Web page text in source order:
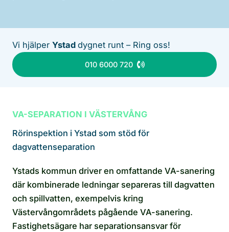
Vi hjälper Ystad dygnet runt – Ring oss!
010 6000 720
VA-SEPARATION I VÄSTERVÅNG
Rörinspektion i Ystad som stöd för
dagvattenseparation
Ystads kommun driver en omfattande VA-sanering
där kombinerade ledningar separeras till dagvatten
och spillvatten, exempelvis kring
Västervångområdets pågående VA-sanering.
Fastighetsägare har separationsansvar för